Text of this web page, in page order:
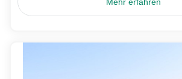
Mehr erfahren